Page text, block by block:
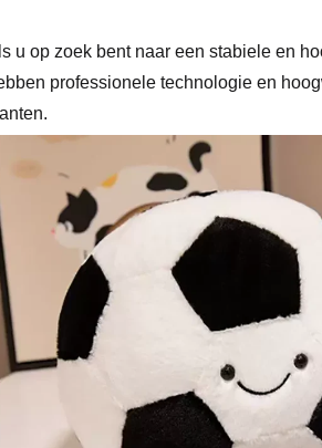
u op zoek bent naar een stabiele en
professionele technologie en